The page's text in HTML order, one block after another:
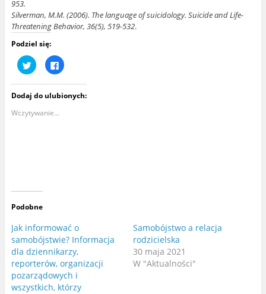
953.
Silverman, M.M. (2006). The language of suicidology. Suicide and Life-
Threatening Behavior, 36(5), 519-532.
Podziel się:
U
d
s
ę
n
i
r
e
(
t
w
i
e
r
a
s
i
ę
w
K
l
k
n
i
F
a
c
e
b
o
o
k
u
(
Dodaj do ulubionych:
Wczytywanie...
Podobne
Jak informować o
samobójstwie? Informacja
dla dziennikarzy,
reporterów, organizacji
pozarządowych i
wszystkich, którzy
Samobójstwo a relacja
rodzicielska
30 maja 2021
W "Aktualności"